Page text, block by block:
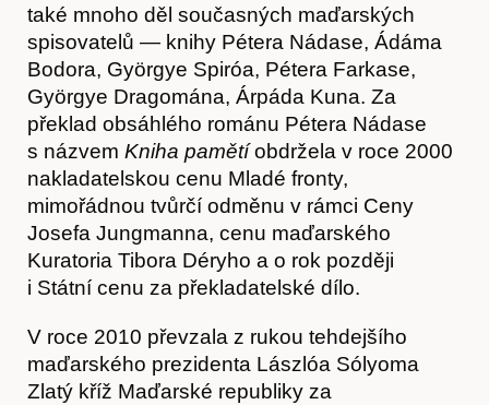
Články
také mnoho děl současných maďarských
spisovatelů — knihy Pétera Nádase, Ádáma
Bodora, Györgye Spiróa, Pétera Farkase,
Györgye Dragomána, Árpáda Kuna. Za
překlad obsáhlého románu Pétera Nádase
s názvem Kniha pamětíobdržela v roce 2000
nakladatelskou cenu Mladé fronty,
mimořádnou tvůrčí odměnu v rámci Ceny
Josefa Jungmanna, cenu maďarského
Kuratoria Tibora Déryho a o rok později
i Státní cenu za překladatelské dílo.
V roce 2010 převzala z rukou tehdejšího
maďarského prezidenta Lászlóa Sólyoma
Zlatý kříž Maďarské republiky za